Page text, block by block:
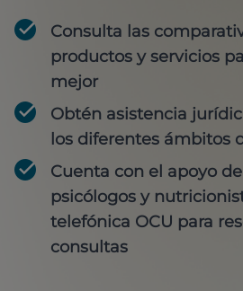
Consulta las
productos y servicios
mejor
Obtén asistencia
los diferentes ámbitos
Cuenta con el apoyo
psicólogos y
telefónica OCU para
consultas